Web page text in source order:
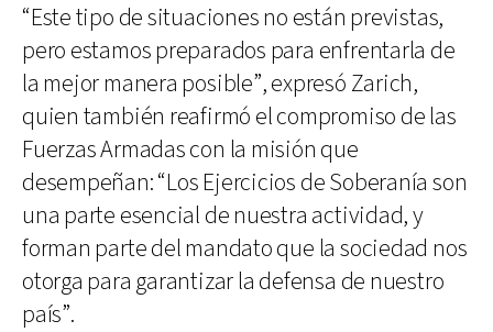
“Este tipo de situaciones no están previstas,
pero estamos preparados para enfrentarla de
la mejor manera posible”, expresó Zarich,
quien también reafirmó el compromiso de las
Fuerzas Armadas con la misión que
desempeñan: “Los Ejercicios de Soberanía son
una parte esencial de nuestra actividad, y
forman parte del mandato que la sociedad nos
otorga para garantizar la defensa de nuestro
país”.